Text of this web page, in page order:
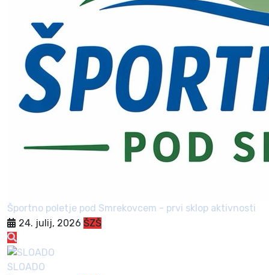
Športno poletje pod Smrekovcem - prvi sklop aktivnosti
24. julij, 2026 ŠZŠ
SLOADO